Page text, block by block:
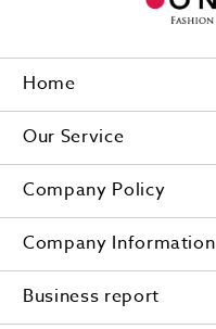
Home
Our Service
Company Policy
Company Information
Business report